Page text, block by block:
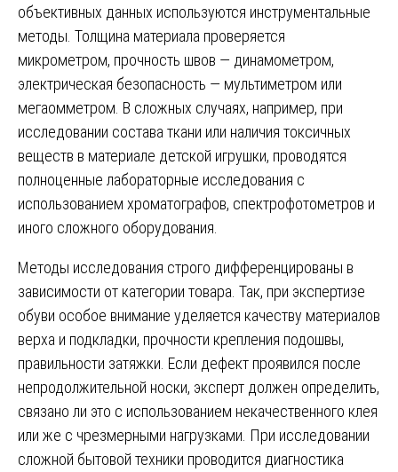
объективных данных используются инструментальные
методы. Толщина материала проверяется
микрометром, прочность швов — динамометром,
электрическая безопасность — мультиметром или
мегаомметром. В сложных случаях, например, при
исследовании состава ткани или наличия токсичных
веществ в материале детской игрушки, проводятся
полноценные лабораторные исследования с
использованием хроматографов, спектрофотометров и
иного сложного оборудования.
Методы исследования строго дифференцированы в
зависимости от категории товара. Так, при экспертизе
обуви особое внимание уделяется качеству материалов
верха и подкладки, прочности крепления подошвы,
правильности затяжки. Если дефект проявился после
непродолжительной носки, эксперт должен определить,
связано ли это с использованием некачественного клея
или же с чрезмерными нагрузками. При исследовании
сложной бытовой техники проводится диагностика